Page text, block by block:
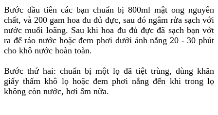
Bước đầu tiên các bạn chuẩn bị 800ml mật ong nguyên
chất, và 200 gam hoa đu đủ đực, sau đó ngâm rửa sạch với
nước muối loãng. Sau khi hoa đu đủ đực đã sạch bạn vớt
ra để ráo nước hoặc đem phơi dưới ánh nắng 20 - 30 phút
cho khô nước hoàn toàn.
Bước thứ hai: chuẩn bị một lọ đã tiệt trùng, dùng khăn
giấy thấm khô lọ hoặc đem phơi nắng đến khi trong lọ
không còn nước, hơi ẩm nữa.